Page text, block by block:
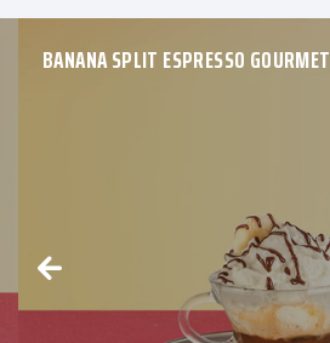
BANANA SPLIT ESPRESSO GOURMET